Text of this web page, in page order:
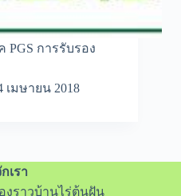
การรับรอง
เมษายน 2018
เรา
องราวบ้านไร่ต้นฝัน